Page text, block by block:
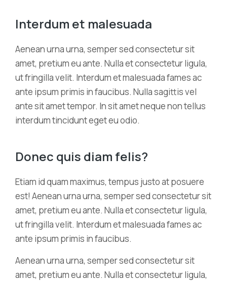
Interdum et malesuada
Aenean urna urna, semper sed consectetur sit
amet, pretium eu ante. Nulla et consectetur ligula,
ut fringilla velit. Interdum et malesuada fames ac
ante ipsum primis in faucibus. Nulla sagittis vel
ante sit amet tempor. In sit amet neque non tellus
interdum tincidunt eget eu odio.
Donec quis diam felis?
Etiam id quam maximus, tempus justo at posuere
est! Aenean urna urna, semper sed consectetur sit
amet, pretium eu ante. Nulla et consectetur ligula,
ut fringilla velit. Interdum et malesuada fames ac
ante ipsum primis in faucibus.
Aenean urna urna, semper sed consectetur sit
amet, pretium eu ante. Nulla et consectetur ligula,